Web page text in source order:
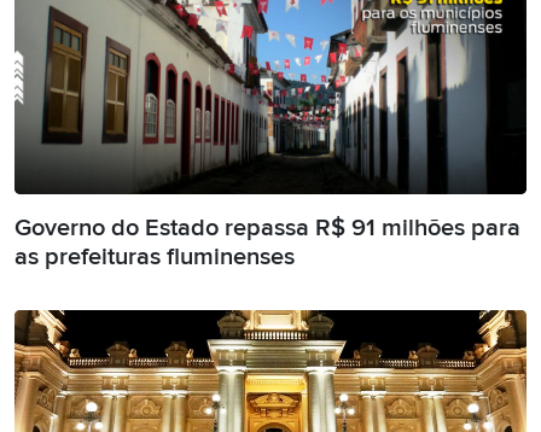
Governo do Estado repassa R$ 91 milhões para
as prefeituras fluminenses